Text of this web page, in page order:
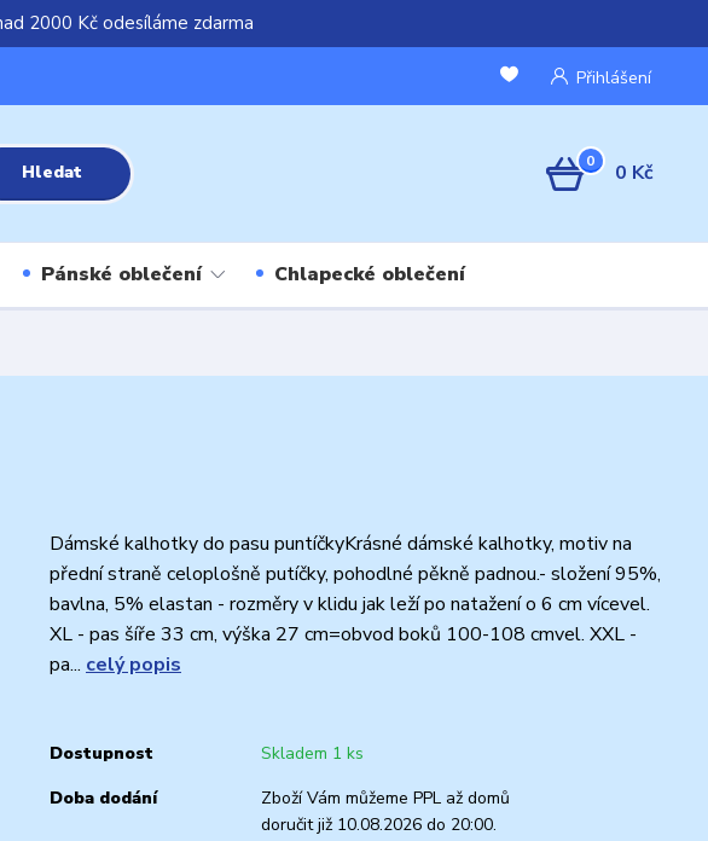
2000 Kč odesíláme zdarma
Přihlášení
Hledat 0 0 Kč
Pánské oblečení Chlapecké oblečení
Dámské kalhotky do pasu puntíčkyKrásné dámské kalhotky, motiv na
přední straně celoplošně putíčky, pohodlné pěkně padnou.- složení 95%,
bavlna, 5% elastan - rozměry v klidu jak leží po natažení o 6 cm vícevel.
XL - pas šíře 33 cm, výška 27 cm=obvod boků 100-108 cmvel. XXL -
pa... celý popis
Dostupnost
Skladem 1 ks
Doba dodání
Zboží Vám můžeme PPL až domů
doručit již 10.08.2026 do 20:00.